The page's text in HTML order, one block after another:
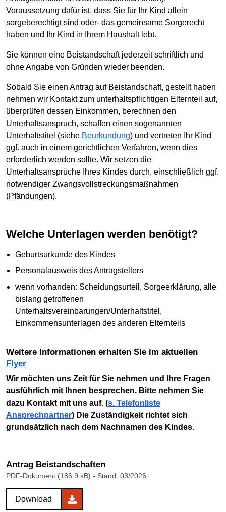
Voraussetzung dafür ist, dass Sie für Ihr Kind allein
sorgeberechtigt sind oder- das gemeinsame Sorgerecht
haben und Ihr Kind in Ihrem Haushalt lebt.
Sie können eine Beistandschaft jederzeit schriftlich und
ohne Angabe von Gründen wieder beenden.
Sobald Sie einen Antrag auf Beistandschaft, gestellt haben
nehmen wir Kontakt zum unterhaltspflichtigen Elternteil auf,
überprüfen dessen Einkommen, berechnen den
Unterhaltsanspruch, schaffen einen sogenannten
Unterhaltstitel (siehe Beurkundung) und vertreten Ihr Kind
ggf. auch in einem gerichtlichen Verfahren, wenn dies
erforderlich werden sollte. Wir setzen die
Unterhaltsansprüche Ihres Kindes durch, einschließlich ggf.
notwendiger Zwangsvollstreckungsmaßnahmen
(Pfändungen).
Welche Unterlagen werden benötigt?
Geburtsurkunde des Kindes
Personalausweis des Antragstellers
wenn vorhanden: Scheidungsurteil, Sorgeerklärung, alle
bislang getroffenen
Unterhaltsvereinbarungen/Unterhaltstitel,
Einkommensunterlagen des anderen Elternteils
weitere Informationen erhalten Sie im aktuellen
Flyer
Wir möchten uns Zeit für Sie nehmen und Ihre Fragen
ausführlich mit Ihnen besprechen. Bitte nehmen Sie
dazu Kontakt mit uns auf. (s. Telefonliste
Ansprechpartner) Die Zuständigkeit richtet sich
grundsätzlich nach dem Nachnamen des Kindes.
Antrag Beistandschaften
PDF-Dokument (186.9 kB) - Stand: 03/2026
Download